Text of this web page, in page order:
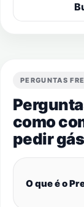
PERGUNTAS
como
pedir
O que é o